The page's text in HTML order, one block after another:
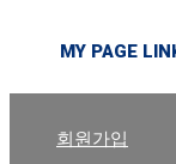
MY PAGE
회원가입